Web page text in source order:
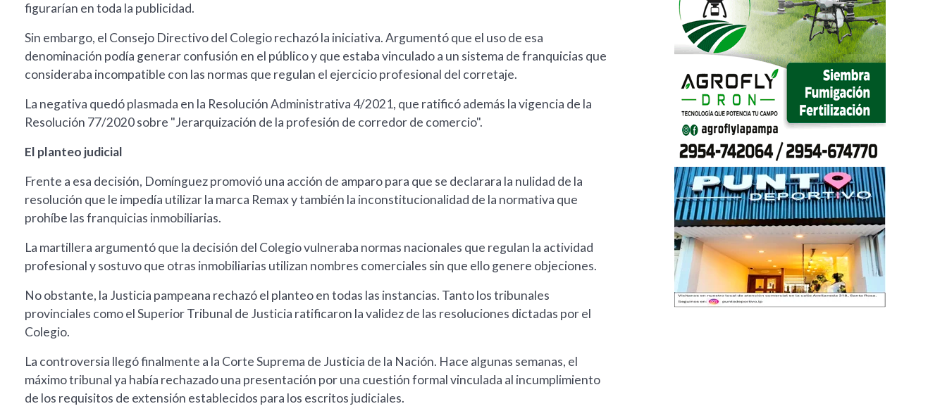
figurarían en toda la publicidad.
Sin embargo, el Consejo Directivo del Colegio rechazó la iniciativa. Argumentó que el uso de esa
denominación podía generar confusión en el público y que estaba vinculado a un sistema de franquicias que
consideraba incompatible con las normas que regulan el ejercicio profesional del corretaje.
La negativa quedó plasmada en la Resolución Administrativa 4/2021, que ratificó además la vigencia de la
Resolución 77/2020 sobre "Jerarquización de la profesión de corredor de comercio".
El planteo judicial
Frente a esa decisión, Domínguez promovió una acción de amparo para que se declarara la nulidad de la
resolución que le impedía utilizar la marca Remax y también la inconstitucionalidad de la normativa que
prohíbe las franquicias inmobiliarias.
La martillera argumentó que la decisión del Colegio vulneraba normas nacionales que regulan la actividad
profesional y sostuvo que otras inmobiliarias utilizan nombres comerciales sin que ello genere objeciones.
No obstante, la Justicia pampeana rechazó el planteo en todas las instancias. Tanto los tribunales
provinciales como el Superior Tribunal de Justicia ratificaron la validez de las resoluciones dictadas por el
Colegio.
La controversia llegó finalmente a la Corte Suprema de Justicia de la Nación. Hace algunas semanas, el
máximo tribunal ya había rechazado una presentación por una cuestión formal vinculada al incumplimiento
de los requisitos de extensión establecidos para los escritos judiciales.